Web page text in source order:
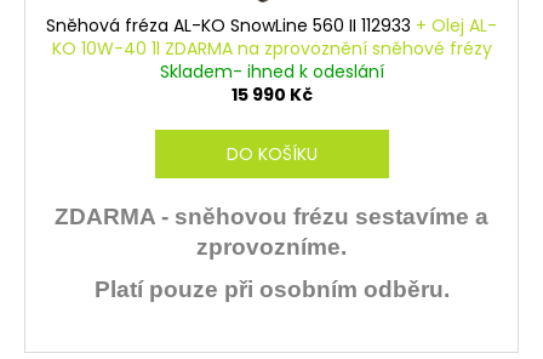
Sněhová fréza AL-KO SnowLine 560 II 112933 + Olej AL-
KO 10W-40 1l ZDARMA na zprovoznění sněhové frézy
Skladem- ihned k odeslání
15 990 Kč
DO KOŠÍKU
ZDARMA - sněhovou frézu sestavíme a
zprovozníme.
Platí pouze při osobním odběru.